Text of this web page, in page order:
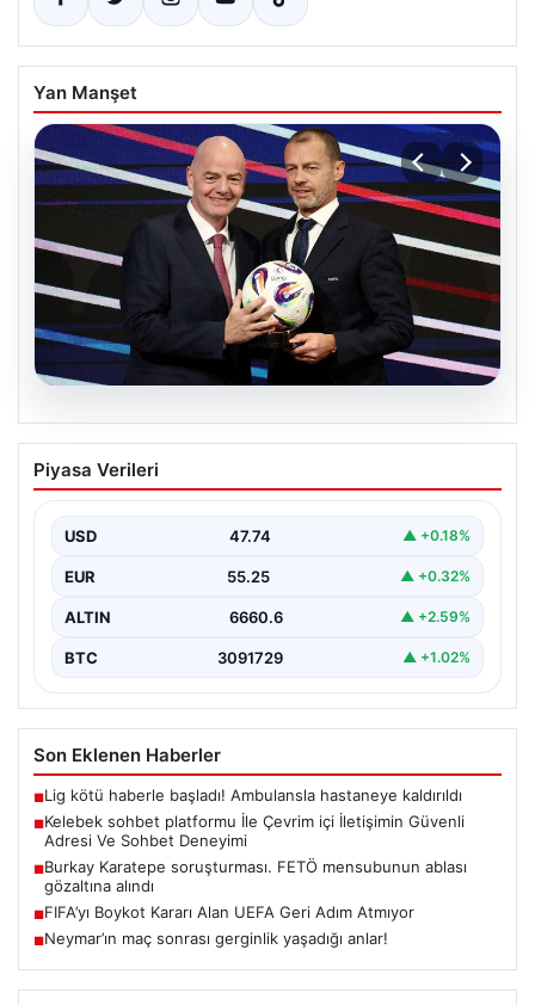
Yan Manşet
FIFA’yı Boykot Kararı Alan UEFA Geri
Adım Atmıyor
günlerde gündeme gelen FIFA Başkanı Gianni
Infantino’nun Dünya…
Piyasa Verileri
USD 47.74 ▲ +0.18%
EUR 55.25 ▲ +0.32%
ALTIN 6660.6 ▲ +2.59%
BTC 3091729 ▲ +1.02%
Son Eklenen Haberler
■Lig kötü haberle başladı! Ambulansla hastaneye kaldırıldı
■Kelebek sohbet platformu İle Çevrim içi İletişimin Güvenli
Adresi Ve Sohbet Deneyimi
■Burkay Karatepe soruşturması. FETÖ mensubunun ablası
gözaltına alındı
■FIFA’yı Boykot Kararı Alan UEFA Geri Adım Atmıyor
■Neymar’ın maç sonrası gerginlik yaşadığı anlar!